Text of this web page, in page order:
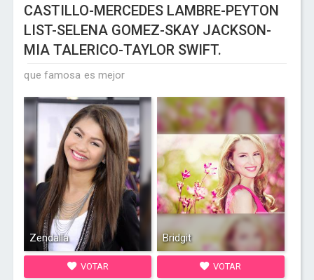
CASTILLO-MERCEDES LAMBRE-PEYTON
LIST-SELENA GOMEZ-SKAY JACKSON-
MIA TALERICO-TAYLOR SWIFT.
que famosa es mejor
Zendalla
VOTAR
Bridgit
VOTAR